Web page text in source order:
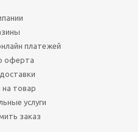
платежей
оферта
на товар
услуги
заказ